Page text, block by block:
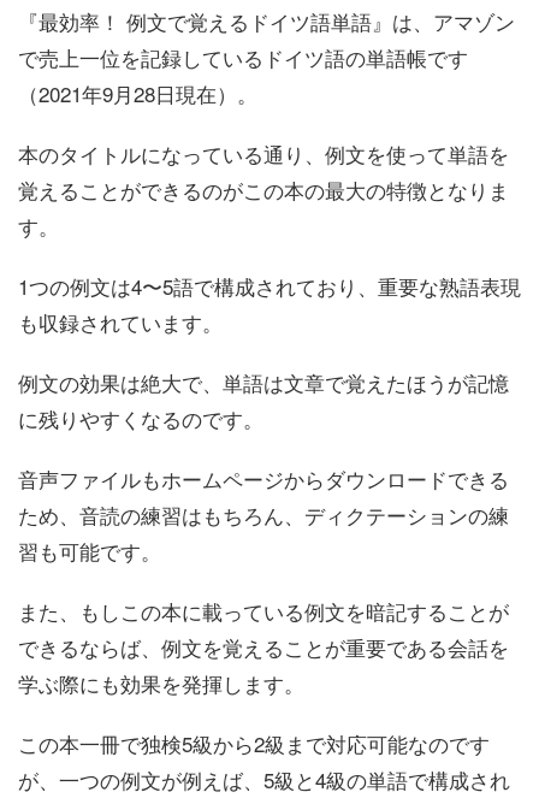
『最効率！ 例文で覚えるドイツ語単語』は、アマゾン
で売上一位を記録しているドイツ語の単語帳です
（2021年9月28日現在）。
本のタイトルになっている通り、例文を使って単語を
覚えることができるのがこの本の最大の特徴となりま
す。
1つの例文は4〜5語で構成されており、重要な熟語表現
も収録されています。
例文の効果は絶大で、単語は文章で覚えたほうが記憶
に残りやすくなるのです。
音声ファイルもホームページからダウンロードできる
ため、音読の練習はもちろん、ディクテーションの練
習も可能です。
また、もしこの本に載っている例文を暗記することが
できるならば、例文を覚えることが重要である会話を
学ぶ際にも効果を発揮します。
この本一冊で独検5級から2級まで対応可能なのです
が、一つの例文が例えば、5級と4級の単語で構成され